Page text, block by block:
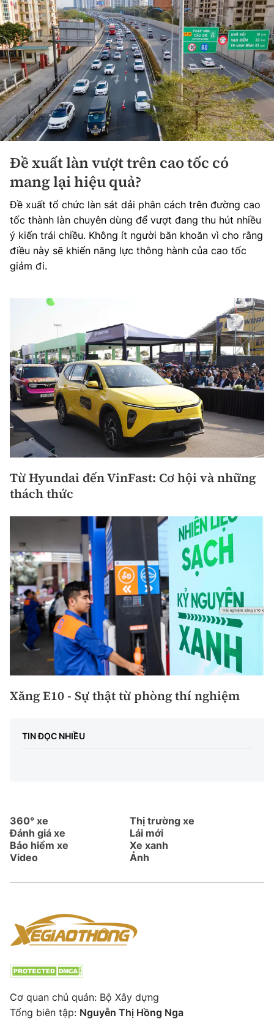
Đề xuất làn vượt trên cao tốc có
mang lại hiệu quả?
Đề xuất tổ chức làn sát dải phân cách trên đường cao
tốc thành làn chuyên dùng để vượt đang thu hút nhiều
ý kiến trái chiều. Không ít người băn khoăn vì cho rằng
điều này sẽ khiến năng lực thông hành của cao tốc
giảm đi.
Từ Hyundai đến VinFast: Cơ hội và những
thách thức
Xăng E10 - Sự thật từ phòng thí nghiệm
TIN ĐỌC NHIỀU
360° xe
Thị trường xe
Đánh giá xe
Lái mới
Bảo hiểm xe
Xe xanh
Video
Ảnh
Cơ quan chủ quản: Bộ Xây dựng
Tổng biên tập: Nguyễn Thị Hồng Nga